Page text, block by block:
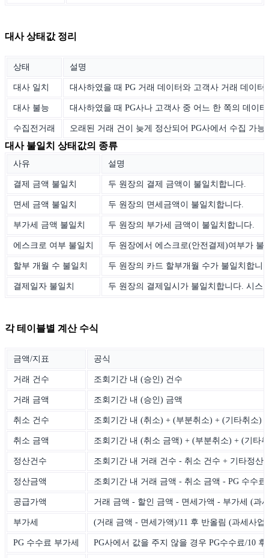
대사 상태값 정리
상태 설명
대사 일치 대사하였을 때 PG 거래 데이터와 고객사 거래 데이
대사 불능 대사하였을 때 PG사나 고객사 중 어느 한 쪽의 데이
수집전거래 오래된 거래 건이 늦게 정산되어 PG사에서 수집 가
대사 불일치 상태값의 종류
사유 설명
결제 금액 불일치 두 원장의 결제 금액이 불일치합니다.
면세 금액 불일치 두 원장의 면세금액이 불일치합니다.
부가세 금액 불일치 두 원장의 부가세 금액이 불일치합니다.
에스크로 여부 불일치 두 원장에서 에스크로(안전결제)여부가 불
할부 개월 수 불일치 두 원장의 카드 할부개월 수가 불일치합니
결제일자 불일치 두 원장의 결제일시가 불일치합니다. 시스
각 테이블별 계산 수식
금액/지표 공식
거래 건수 조회기간 내 (승인) 건수
거래 금액 조회기간 내 (승인) 금액
취소 건수 조회기간 내 (취소) + (부분취소) + (기타취소)
취소 금액 조회기간 내 (취소 금액) + (부분취소) + (기타
정산건수 조회기간 내 거래 건수 - 취소 건수 + 기타정
정산금액 조회기간 내 거래 금액 - 취소 금액 - PG 수수료
공급가액 거래 금액 - 할인 금액 - 면세가액 - 부가세 (과
부가세 (거래 금액 - 면세가액)/11 후 반올림 (과세사업
PG 수수료 부가세 PG사에서 값을 주지 않을 경우 PG수수료/10 후